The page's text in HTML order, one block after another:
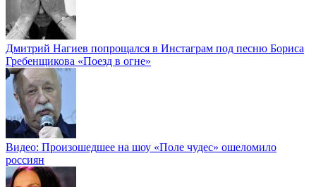
Дмитрий Нагиев попрощался в Инстаграм под песню Бориса
Гребенщикова «Поезд в огне»
Видео: Произошедшее на шоу «Поле чудес» ошеломило
россиян